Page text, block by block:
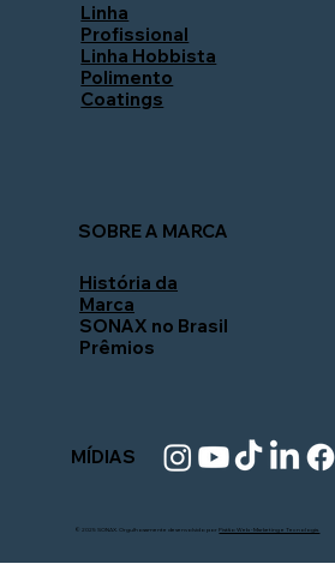
MÍDIAS
© 2025 SONAX. Orgulhosamente desenvolvido porPistão Web - Marketing e Tecnologia.
Linha
Profissional
Linha Hobbista
Polimento
Coatings
SOBRE A MARCA
História da
Marca
SONAX no Brasil
Prêmios